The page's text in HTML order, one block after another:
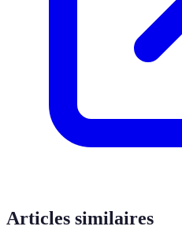
Articles similaires